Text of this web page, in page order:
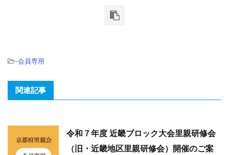
-会員専用
関連記事
令和７年度 近畿ブロック大会里親研修会
（旧・近畿地区里親研修会）開催のご案